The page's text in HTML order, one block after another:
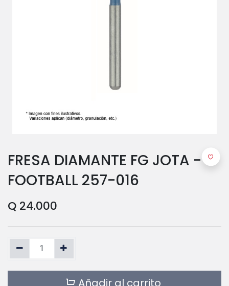
FRESA DIAMANTE FG JOTA -
FOOTBALL 257-016
Q 24.000
Añadir al carrito